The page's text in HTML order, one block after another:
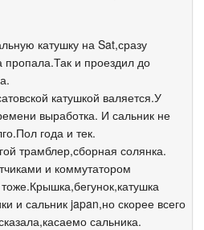
катушку на Sat,сразу
и проездил до
катушкой валяется.У
выработка. И сальник не
года и тек.
трамблер,сборная солянка.
и коммутатором
и сальник japan,но скорее всего
сальника.